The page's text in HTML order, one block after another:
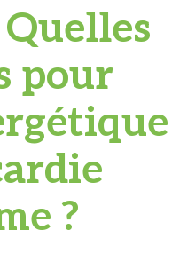
pour
?